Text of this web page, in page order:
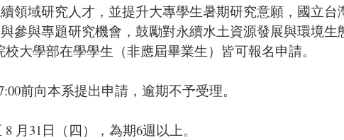
領域研究人才，並提升大專學生暑期研究意願，國立
參與專題研究機會，鼓勵對永續水土資源發展與環境生
大學部在學學生（非應屆畢業生）皆可報名申請。
前向本系提出申請，逾期不予受理。
月31日（四），為期6週以上。